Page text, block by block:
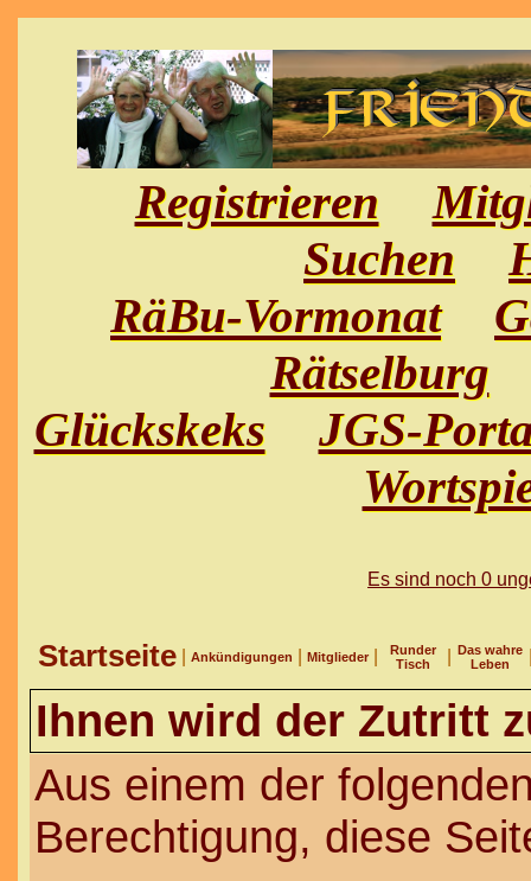
Registrieren
Suchen
RäBu-Vormonat
Rätselburg
Glückskeks
JGS-
Es sind noch 0
Startseite Ankündigungen Mitglieder
Runder
Tisch
Das wahre
Leben
Ihnen wird der Zutritt
Aus einem der
Berechtigung, diese